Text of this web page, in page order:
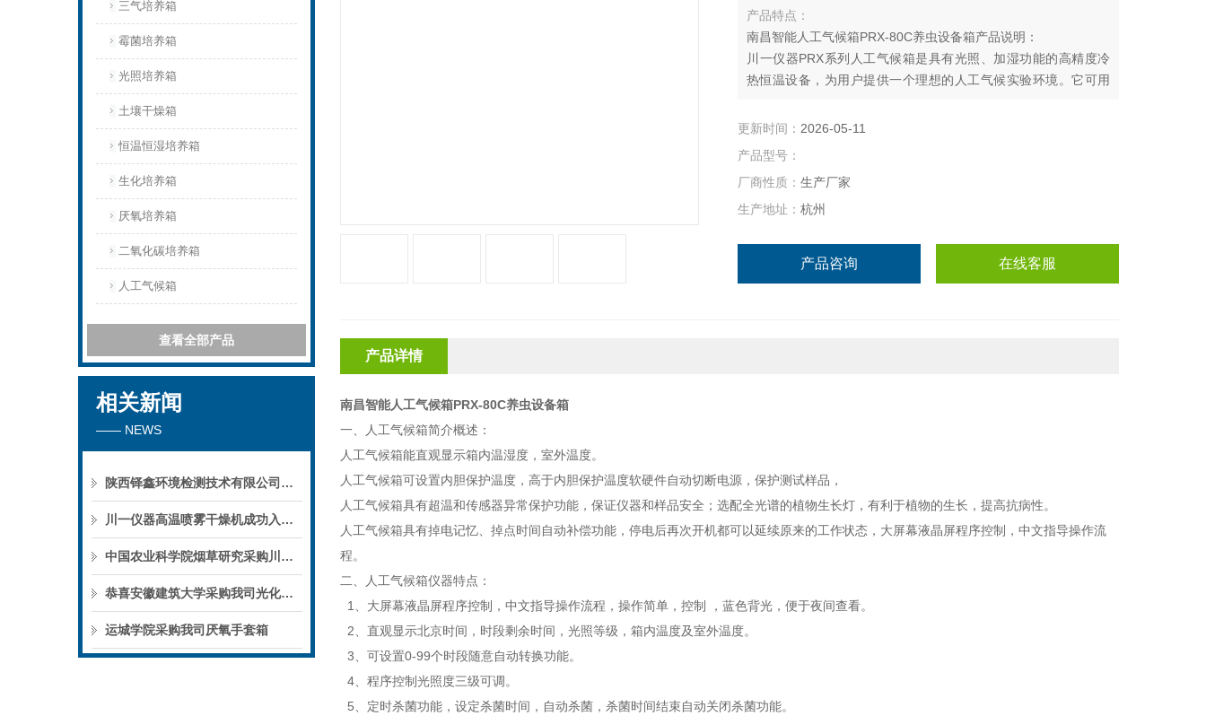
三气培养箱
霉菌培养箱
光照培养箱
土壤干燥箱
恒温恒湿培养箱
生化培养箱
厌氧培养箱
二氧化碳培养箱
人工气候箱
查看全部产品
相关新闻
—— NEWS
陕西铎鑫环境检测技术有限公司采购我司全自动液液萃取仪
川一仪器高温喷雾干燥机成功入驻鄱阳职业学院，助力职业教育实训平台升级
中国农业科学院烟草研究采购川一仪器喷雾干燥机
恭喜安徽建筑大学采购我司光化学反应仪
运城学院采购我司厌氧手套箱
产品特点：
南昌智能人工气候箱PRX-80C养虫设备箱产品说明：
川一仪器PRX系列人工气候箱是具有光照、加湿功能的高精度冷
热恒温设备，为用户提供一个理想的人工气候实验环境。它可用
养智能人工气候箱更是解决了环境问题，让植物种子发芽、栽培
更新时间： 2026-05-11
产品型号：
厂商性质： 生产厂家
生产地址： 杭州
产品咨询 在线客服
产品详情
南昌智能人工气候箱PRX-80C养虫设备箱
一、人工气候箱简介概述：
人工气候箱能直观显示箱内温湿度，室外温度。
人工气候箱可设置内胆保护温度，高于内胆保护温度软硬件自动切断电源，保护测试样品，
人工气候箱具有超温和传感器异常保护功能，保证仪器和样品安全；选配全光谱的植物生长灯，有利于植物的生长，提高抗病性。
人工气候箱具有掉电记忆、掉点时间自动补偿功能，停电后再次开机都可以延续原来的工作状态，大屏幕液晶屏程序控制，中文指导操作流
程。
二、人工气候箱仪器特点：
1、大屏幕液晶屏程序控制，中文指导操作流程，操作简单，控制 ，蓝色背光，便于夜间查看。
2、直观显示北京时间，时段剩余时间，光照等级，箱内温度及室外温度。
3、可设置0-99个时段随意自动转换功能。
4、程序控制光照度三级可调。
5、定时杀菌功能，设定杀菌时间，自动杀菌，杀菌时间结束自动关闭杀菌功能。